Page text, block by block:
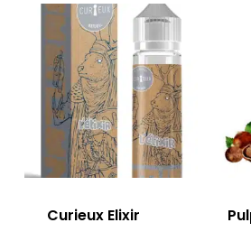
Curieux Elixir